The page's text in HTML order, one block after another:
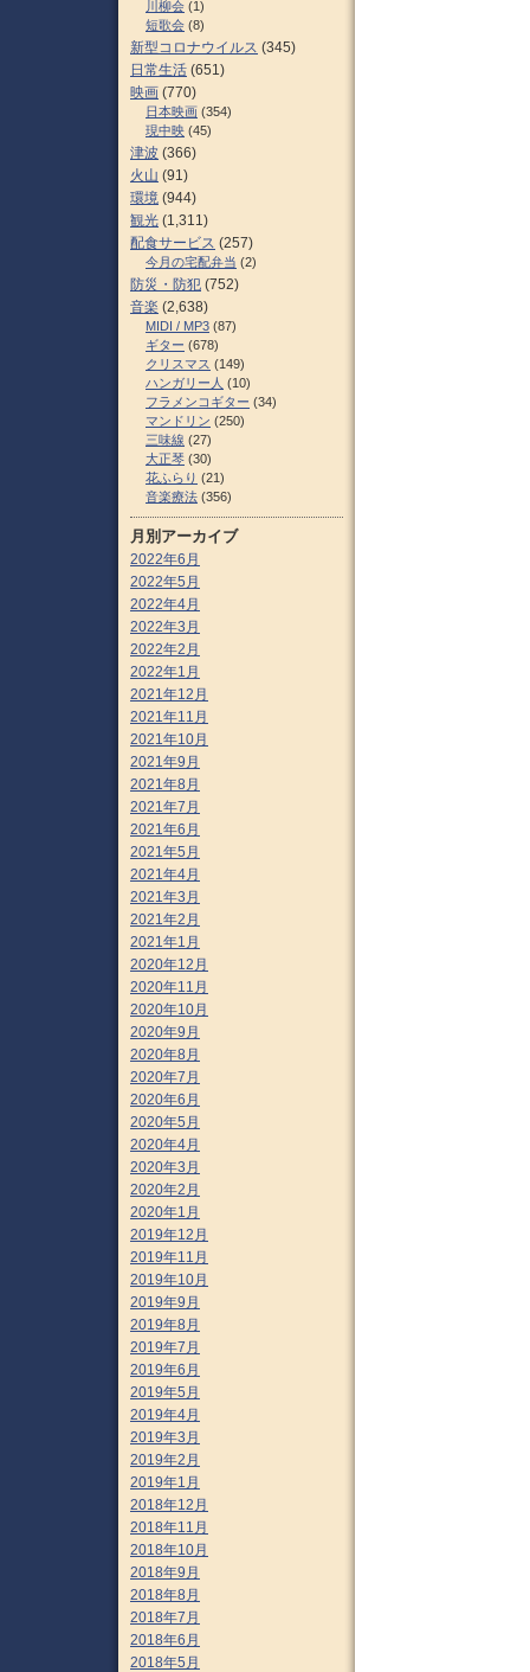
川柳会 (1)
短歌会 (8)
新型コロナウイルス (345)
日常生活 (651)
映画 (770)
日本映画 (354)
現中映 (45)
津波 (366)
火山 (91)
環境 (944)
観光 (1,311)
配食サービス (257)
今月の宅配弁当 (2)
防災・防犯 (752)
音楽 (2,638)
MIDI / MP3 (87)
ギター (678)
クリスマス (149)
ハンガリー人 (10)
フラメンコギター (34)
マンドリン (250)
三味線 (27)
大正琴 (30)
花ふらり (21)
音楽療法 (356)
月別アーカイブ
2022年6月
2022年5月
2022年4月
2022年3月
2022年2月
2022年1月
2021年12月
2021年11月
2021年10月
2021年9月
2021年8月
2021年7月
2021年6月
2021年5月
2021年4月
2021年3月
2021年2月
2021年1月
2020年12月
2020年11月
2020年10月
2020年9月
2020年8月
2020年7月
2020年6月
2020年5月
2020年4月
2020年3月
2020年2月
2020年1月
2019年12月
2019年11月
2019年10月
2019年9月
2019年8月
2019年7月
2019年6月
2019年5月
2019年4月
2019年3月
2019年2月
2019年1月
2018年12月
2018年11月
2018年10月
2018年9月
2018年8月
2018年7月
2018年6月
2018年5月